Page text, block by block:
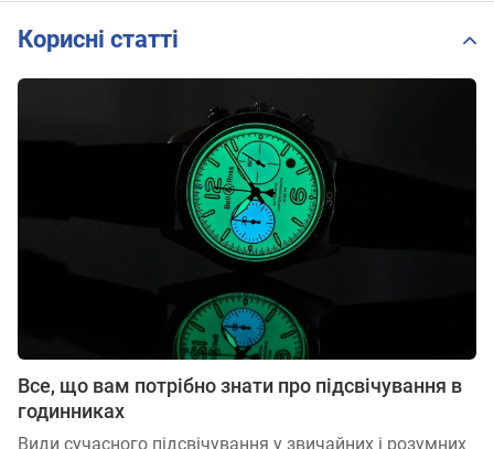
Корисні статті
Все, що вам потрібно знати про підсвічування в
годинниках
Види сучасного підсвічування у звичайних і розумних